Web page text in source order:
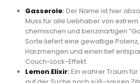
Gasserole: Der Name ist hier
Muss für alle Liebhaber von
chemischen und benzinartigen
Sorte liefert eine gewaltige
Harzmengen und einen tief
Couch-Lock-Effekt.
Lemon Elixir: Ein wahrer Traum